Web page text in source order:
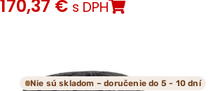
170,37 € s DPH
Nie sú skladom – doručenie do 5 - 10 dní